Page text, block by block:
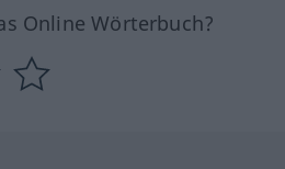
Online Wörterbuch?